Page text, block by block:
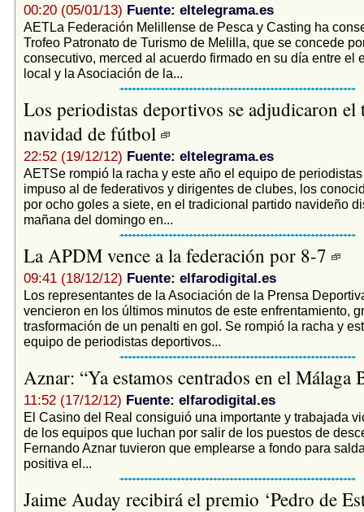
00:20 (05/01/13) Fuente: eltelegrama.es
AETLa Federación Melillense de Pesca y Casting ha
Trofeo Patronato de Turismo de Melilla, que se concede
consecutivo, merced al acuerdo firmado en su día entre el
local y la Asociación de la...
Los periodistas deportivos se adjudicaron el
navidad de fútbol
22:52 (19/12/12) Fuente: eltelegrama.es
AETSe rompió la racha y este año el equipo de
impuso al de federativos y dirigentes de clubes, los
por ocho goles a siete, en el tradicional partido navideño
mañana del domingo en...
La APDM vence a la federación por 8-7
09:41 (18/12/12) Fuente: elfarodigital.es
Los representantes de la Asociación de la Prensa
vencieron en los últimos minutos de este enfrentamiento,
trasformación de un penalti en gol. Se rompió la racha y
equipo de periodistas deportivos...
Aznar: “Ya estamos centrados en el Málaga
11:52 (17/12/12) Fuente: elfarodigital.es
El Casino del Real consiguió una importante y trabajada
de los equipos que luchan por salir de los puestos de
Fernando Aznar tuvieron que emplearse a fondo para
positiva el...
Jaime Auday recibirá el premio ‘Pedro de